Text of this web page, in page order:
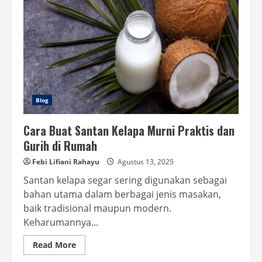
Blog
Cara Buat Santan Kelapa Murni Praktis dan
Gurih di Rumah
Febi Lifiani Rahayu Agustus 13, 2025
Santan kelapa segar sering digunakan sebagai
bahan utama dalam berbagai jenis masakan,
baik tradisional maupun modern.
Keharumannya...
Read MoreRead
more